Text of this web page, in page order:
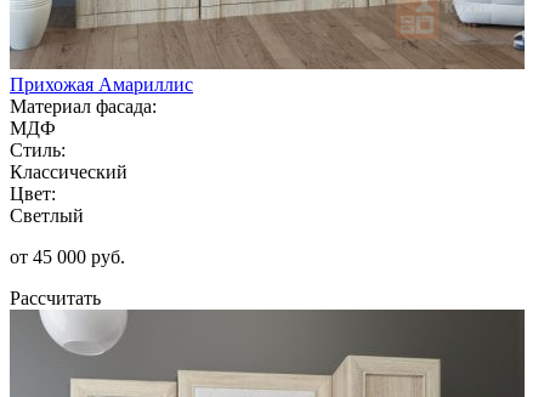
Прихожая Амариллис
Материал фасада:
МДФ
Стиль:
Классический
Цвет:
Светлый
от 45 000 руб.
Рассчитать